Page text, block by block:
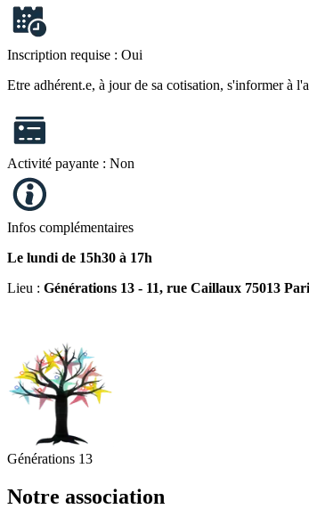
Inscription requise : Oui
Etre adhérent.e, à jour de sa cotisation, s'informer à
Activité payante : Non
Infos complémentaires
Le lundi de 15h30 à 17h
Lieu : Générations 13 - 11, rue Caillaux 75013
Générations 13
Notre association